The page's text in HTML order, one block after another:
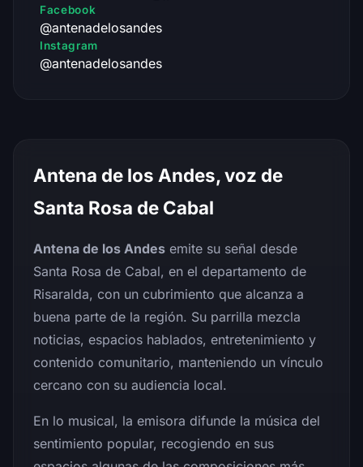
Facebook
@antenadelosandes
Instagram
@antenadelosandes
Antena de los Andes, voz de
Santa Rosa de Cabal
Antena de los Andes emite su señal desde
Santa Rosa de Cabal, en el departamento de
Risaralda, con un cubrimiento que alcanza a
buena parte de la región. Su parrilla mezcla
noticias, espacios hablados, entretenimiento y
contenido comunitario, manteniendo un vínculo
cercano con su audiencia local.
En lo musical, la emisora difunde la música del
sentimiento popular, recogiendo en sus